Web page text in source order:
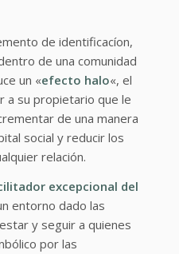
de identificacíon,
de una comunidad
un «efecto halo«, el
a su propietario que le
de una manera
social y reducir los
relación.
excepcional del
entorno dado las
y seguir a quienes
por las